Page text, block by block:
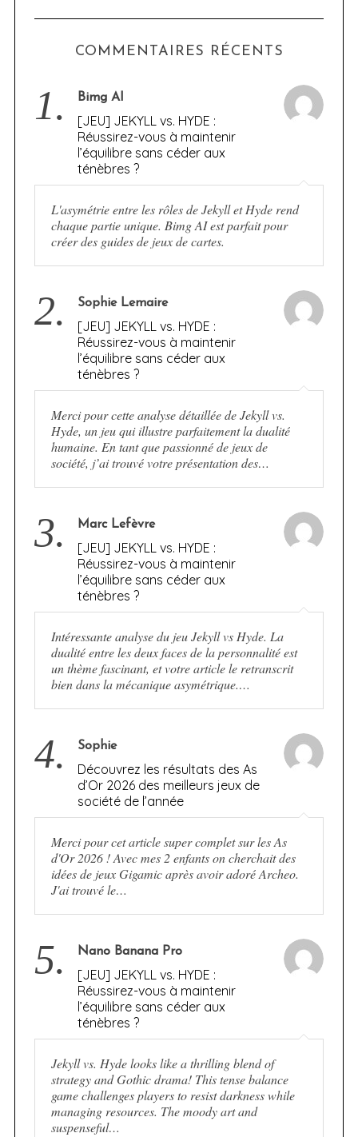
COMMENTAIRES RÉCENTS
1. Bimg AI
[JEU] JEKYLL vs. HYDE :
Réussirez-vous à maintenir
l’équilibre sans céder aux
ténèbres ?
L'asymétrie entre les rôles de Jekyll et Hyde rend
chaque partie unique. Bimg AI est parfait pour
créer des guides de jeux de cartes.
2. Sophie Lemaire
[JEU] JEKYLL vs. HYDE :
Réussirez-vous à maintenir
l’équilibre sans céder aux
ténèbres ?
Merci pour cette analyse détaillée de Jekyll vs.
Hyde, un jeu qui illustre parfaitement la dualité
humaine. En tant que passionné de jeux de
société, j’ai trouvé votre présentation des…
3. Marc Lefèvre
[JEU] JEKYLL vs. HYDE :
Réussirez-vous à maintenir
l’équilibre sans céder aux
ténèbres ?
Intéressante analyse du jeu Jekyll vs Hyde. La
dualité entre les deux faces de la personnalité est
un thème fascinant, et votre article le retranscrit
bien dans la mécanique asymétrique.…
4. Sophie
Découvrez les résultats des As
d’Or 2026 des meilleurs jeux de
société de l’année
Merci pour cet article super complet sur les As
d'Or 2026 ! Avec mes 2 enfants on cherchait des
idées de jeux Gigamic après avoir adoré Archeo.
J'ai trouvé le…
5. Nano Banana Pro
[JEU] JEKYLL vs. HYDE :
Réussirez-vous à maintenir
l’équilibre sans céder aux
ténèbres ?
Jekyll vs. Hyde looks like a thrilling blend of
strategy and Gothic drama! This tense balance
game challenges players to resist darkness while
managing resources. The moody art and
suspenseful…